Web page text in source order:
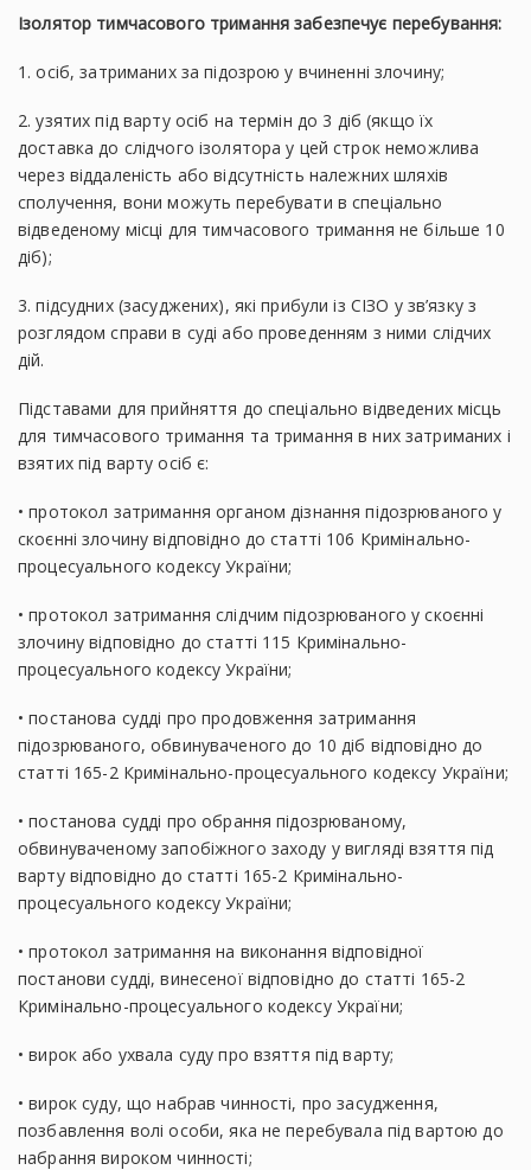
Ізолятор тимчасового тримання забезпечує перебування:
1. осіб, затриманих за підозрою у вчиненні злочину;
2. узятих під варту осіб на термін до 3 діб (якщо їх
доставка до слідчого ізолятора у цей строк неможлива
через віддаленість або відсутність належних шляхів
сполучення, вони можуть перебувати в спеціально
відведеному місці для тимчасового тримання не більше 10
діб);
3. підсудних (засуджених), які прибули із СІЗО у зв’язку з
розглядом справи в суді або проведенням з ними слідчих
дій.
Підставами для прийняття до спеціально відведених місць
для тимчасового тримання та тримання в них затриманих і
взятих під варту осіб є:
• протокол затримання органом дізнання підозрюваного у
скоєнні злочину відповідно до статті 106 Кримінально-
процесуального кодексу України;
• протокол затримання слідчим підозрюваного у скоєнні
злочину відповідно до статті 115 Кримінально-
процесуального кодексу України;
• постанова судді про продовження затримання
підозрюваного, обвинуваченого до 10 діб відповідно до
статті 165-2 Кримінально-процесуального кодексу України;
• постанова судді про обрання підозрюваному,
обвинуваченому запобіжного заходу у вигляді взяття під
варту відповідно до статті 165-2 Кримінально-
процесуального кодексу України;
• протокол затримання на виконання відповідної
постанови судді, винесеної відповідно до статті 165-2
Кримінально-процесуального кодексу України;
• вирок або ухвала суду про взяття під варту;
• вирок суду, що набрав чинності, про засудження,
позбавлення волі особи, яка не перебувала під вартою до
набрання вироком чинності;